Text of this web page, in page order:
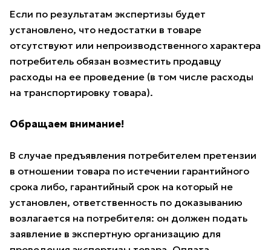
Если по результатам экспертизы будет
установлено, что недостатки в товаре
отсутствуют или непроизводственного характера
потребитель обязан возместить продавцу
расходы на ее проведение (в том числе расходы
на транспортировку товара).
Обращаем внимание!
В случае предъявления потребителем претензии
в отношении товара по истечении гарантийного
срока либо, гарантийный срок на который не
установлен, ответственность по доказыванию
возлагается на потребителя: он должен подать
заявление в экспертную организацию для